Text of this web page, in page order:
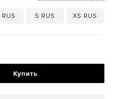
RUS S RUS XS RUS
Купить